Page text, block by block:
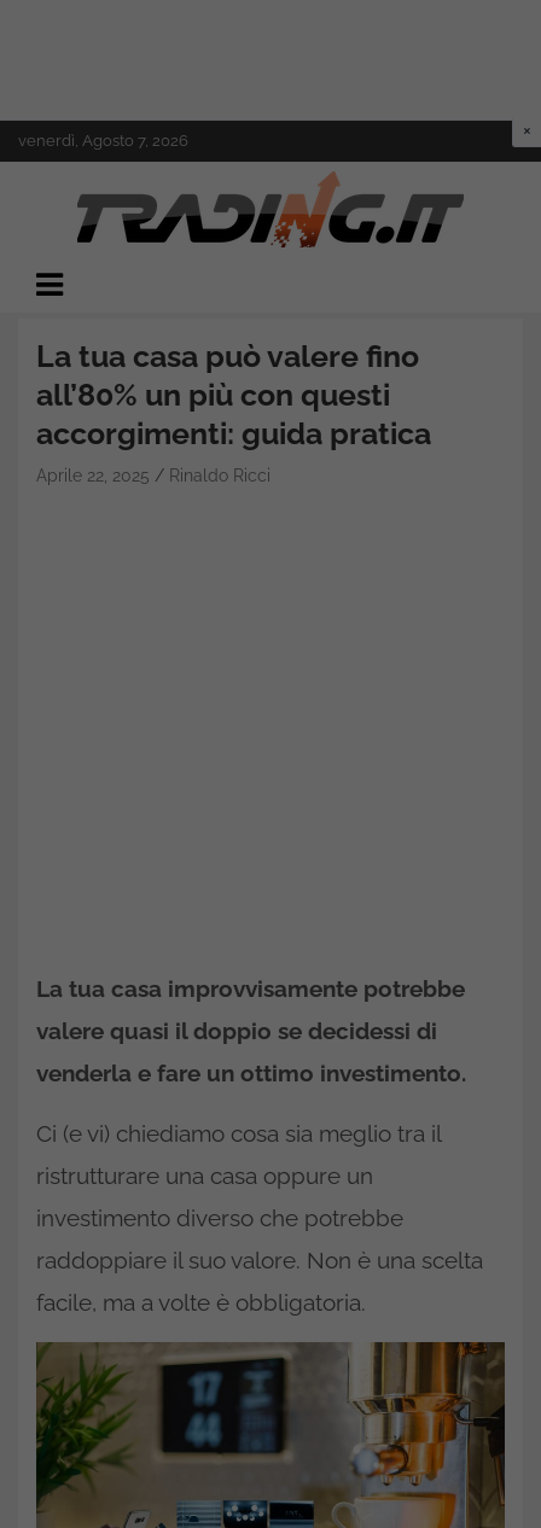
to
venerdì, Agosto 7, 2026
Trading.it
La tua casa può valere fino
all’80% un più con questi
accorgimenti: guida pratica
Aprile 22, 2025 Rinaldo Ricci
La tua casa improvvisamente potrebbe
valere quasi il doppio se decidessi di
venderla e fare un ottimo investimento.
Ci (e vi) chiediamo cosa sia meglio tra il
ristrutturare una casa oppure un
investimento diverso che potrebbe
raddoppiare il suo valore. Non è una scelta
facile, ma a volte è obbligatoria.